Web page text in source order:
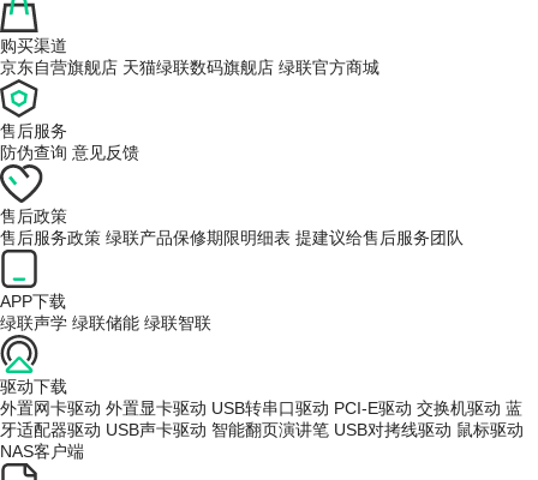
购买渠道
京东自营旗舰店 天猫绿联数码旗舰店 绿联官方商城
售后服务
防伪查询 意见反馈
售后政策
售后服务政策 绿联产品保修期限明细表 提建议给售后服务团队
APP下载
绿联声学 绿联储能 绿联智联
驱动下载
外置网卡驱动 外置显卡驱动 USB转串口驱动 PCI-E驱动 交换机驱动 蓝
牙适配器驱动 USB声卡驱动 智能翻页演讲笔 USB对拷线驱动 鼠标驱动
NAS客户端